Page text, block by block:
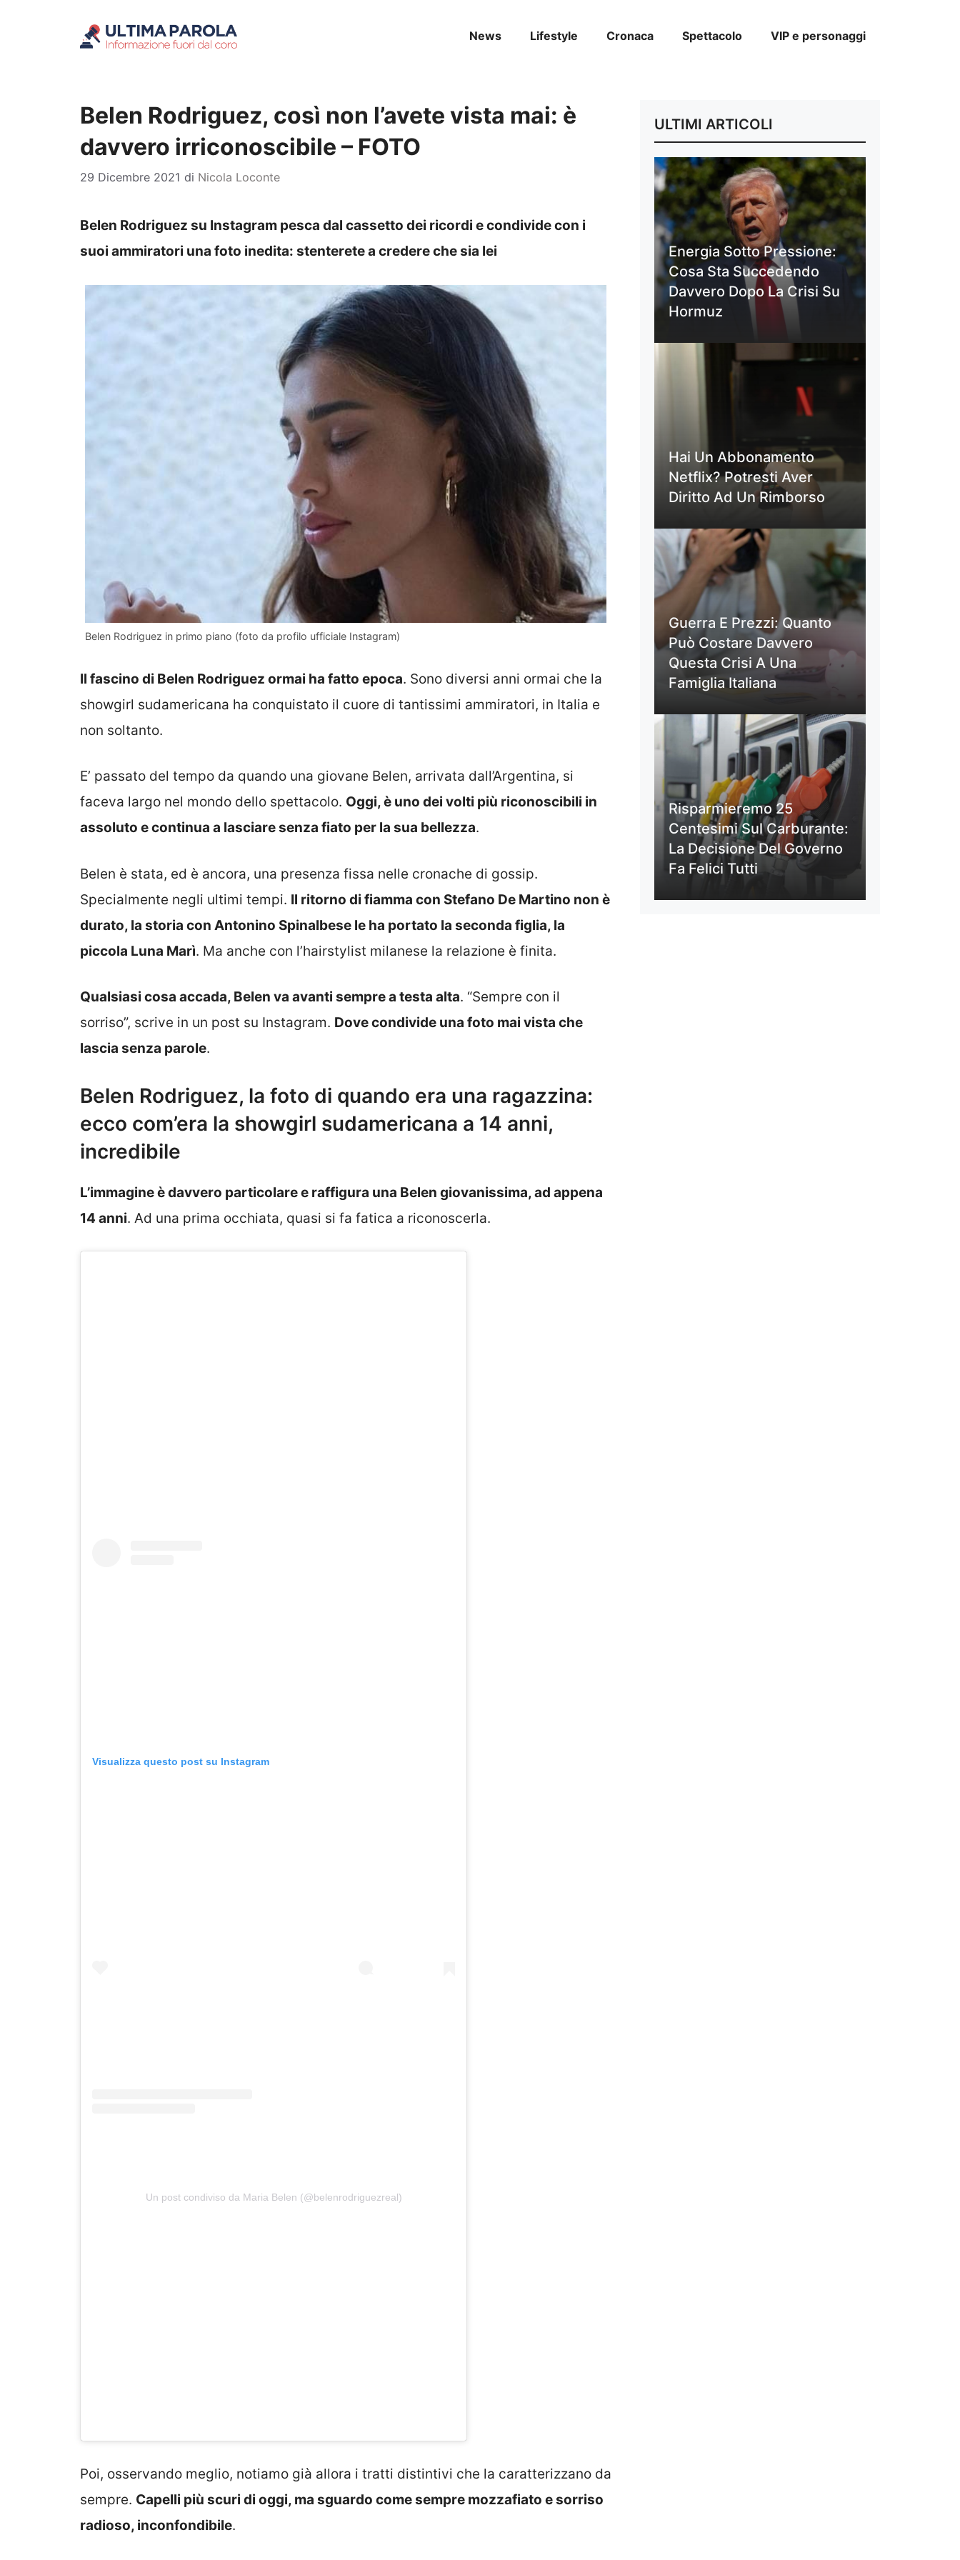
News Lifestyle Cronaca Spettacolo VIP e personaggi
Belen Rodriguez, così non l’avete vista mai: è
davvero irriconoscibile – FOTO
29 Dicembre 2021 di Nicola Loconte
Belen Rodriguez su Instagram pesca dal cassetto dei ricordi e condivide con i
suoi ammiratori una foto inedita: stenterete a credere che sia lei
Belen Rodriguez in primo piano (foto da profilo ufficiale Instagram)
Il fascino di Belen Rodriguez ormai ha fatto epoca. Sono diversi anni ormai che la
showgirl sudamericana ha conquistato il cuore di tantissimi ammiratori, in Italia e
non soltanto.
E’ passato del tempo da quando una giovane Belen, arrivata dall’Argentina, si
faceva largo nel mondo dello spettacolo. Oggi, è uno dei volti più riconoscibili in
assoluto e continua a lasciare senza fiato per la sua bellezza.
Belen è stata, ed è ancora, una presenza fissa nelle cronache di gossip.
Specialmente negli ultimi tempi. Il ritorno di fiamma con Stefano De Martino non è
durato, la storia con Antonino Spinalbese le ha portato la seconda figlia, la
piccola Luna Marì. Ma anche con l’hairstylist milanese la relazione è finita.
Qualsiasi cosa accada, Belen va avanti sempre a testa alta. “Sempre con il
sorriso”, scrive in un post su Instagram. Dove condivide una foto mai vista che
lascia senza parole.
Belen Rodriguez, la foto di quando era una ragazzina:
ecco com’era la showgirl sudamericana a 14 anni,
incredibile
L’immagine è davvero particolare e raffigura una Belen giovanissima, ad appena
14 anni. Ad una prima occhiata, quasi si fa fatica a riconoscerla.
Visualizza questo post su Instagram
Un post condiviso da Maria Belen (@belenrodriguezreal)
Poi, osservando meglio, notiamo già allora i tratti distintivi che la caratterizzano da
sempre. Capelli più scuri di oggi, ma sguardo come sempre mozzafiato e sorriso
radioso, inconfondibile.
ULTIMI ARTICOLI
Energia Sotto Pressione:
Cosa Sta Succedendo
Davvero Dopo La Crisi Su
Hormuz
Hai Un Abbonamento
Netflix? Potresti Aver
Diritto Ad Un Rimborso
Guerra E Prezzi: Quanto
Può Costare Davvero
Questa Crisi A Una
Famiglia Italiana
Risparmieremo 25
Centesimi Sul Carburante:
La Decisione Del Governo
Fa Felici Tutti